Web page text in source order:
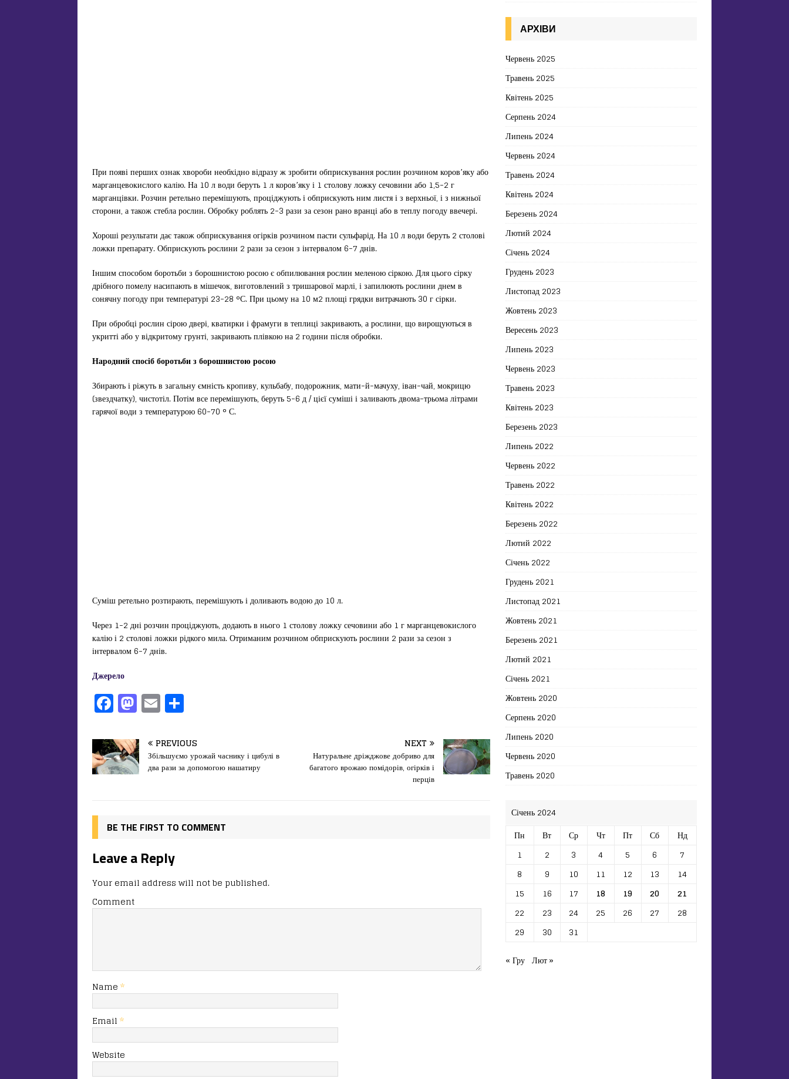
При появі перших ознак хвороби необхідно відразу ж зробити обприскування рослин розчином коров’яку або
марганцевокислого калію. На 10 л води беруть 1 л коров’яку і 1 столову ложку сечовини або 1,5-2 г
марганцівки. Розчин ретельно перемішують, проціджують і обприскують ним листя і з верхньої, і з нижньої
сторони, а також стебла рослин. Обробку роблять 2-3 рази за сезон рано вранці або в теплу погоду ввечері.
Хороші результати дає також обприскування огірків розчином пасти сульфарід. На 10 л води беруть 2 столові
ложки препарату. Обприскують рослини 2 рази за сезон з інтервалом 6-7 днів.
Іншим способом боротьби з борошнистою росою є обпилювання рослин меленою сіркою. Для цього сірку
дрібного помелу насипають в мішечок, виготовлений з тришарової марлі, і запилюють рослини днем в
сонячну погоду при температурі 23-28 °С. При цьому на 10 м2 площі грядки витрачають 30 г сірки.
При обробці рослин сірою двері, кватирки і фрамуги в теплиці закривають, а рослини, що вирощуються в
укритті або у відкритому грунті, закривають плівкою на 2 години після обробки.
Народний спосіб боротьби з борошнистою росою
Збирають і ріжуть в загальну ємність кропиву, кульбабу, подорожник, мати-й-мачуху, іван-чай, мокрицю
(звездчатку), чистотіл. Потім все перемішують, беруть 5-6 д / цієї суміші і заливають двома-трьома літрами
гарячої води з температурою 60-70 ° С.
Суміш ретельно розтирають, перемішують і доливають водою до 10 л.
Через 1-2 дні розчин проціджують, додають в нього 1 столову ложку сечовини або 1 г марганцевокислого
калію і 2 столові ложки рідкого мила. Отриманим розчином обприскують рослини 2 рази за сезон з
інтервалом 6-7 днів.
Джерело
F
a
c
e
b
o
k
M
a
st
o
d
n
E
m
ai
l
іл
и
т
я
PREVIOUS
Збільшуємо урожай часнику і цибулі в
два рази за допомогою нашатиру
NEXT
Натуральне дріжджове добриво для
багатого врожаю помідорів, огірків і
перців
BE THE FIRST TO COMMENT
Leave a Reply
Your email address will not be published.
Comment
Name *
Email *
Website
АРХІВИ
Червень 2025
Травень 2025
Квітень 2025
Серпень 2024
Липень 2024
Червень 2024
Травень 2024
Квітень 2024
Березень 2024
Лютий 2024
Січень 2024
Грудень 2023
Листопад 2023
Жовтень 2023
Вересень 2023
Липень 2023
Червень 2023
Травень 2023
Квітень 2023
Березень 2023
Липень 2022
Червень 2022
Травень 2022
Квітень 2022
Березень 2022
Лютий 2022
Січень 2022
Грудень 2021
Листопад 2021
Жовтень 2021
Березень 2021
Лютий 2021
Січень 2021
Жовтень 2020
Серпень 2020
Липень 2020
Червень 2020
Травень 2020
Січень 2024
Пн
Вт Ср Чт Пт Сб
Нд
1
2 3 4 5 6
7
8
9 10 11 12 13
14
15
16 17 18 19 20
21
22
23 24 25 26 27
28
29
30
31
« Гру Лют »